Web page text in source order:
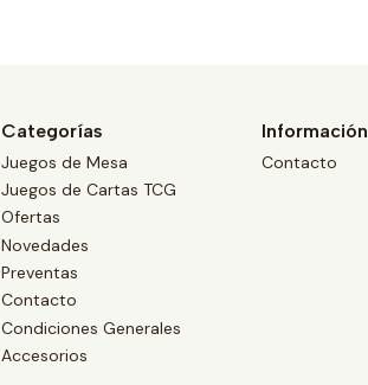
Categorías
Juegos de Mesa
Juegos de Cartas TCG
Ofertas
Novedades
Preventas
Contacto
Condiciones Generales
Accesorios
Información
Contacto